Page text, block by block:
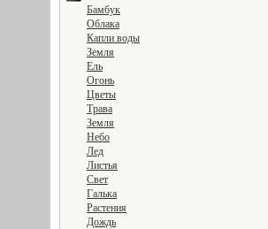
Бамбук
Облака
Капли воды
Земля
Ель
Огонь
Цветы
Трава
Земля
Небо
Лед
Листья
Свет
Галька
Растения
Дождь